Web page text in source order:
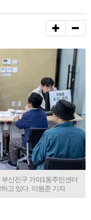
산진구 가야1동주민센터
고 있다. 이원준 기자